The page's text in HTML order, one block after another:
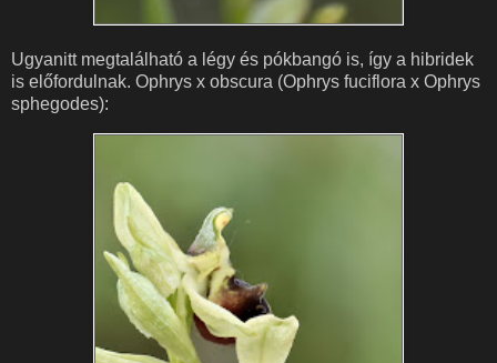
Ugyanitt megtalálható a légy és pókbangó is, így a hibridek
is előfordulnak. Ophrys x obscura (Ophrys fuciflora x Ophrys
sphegodes):